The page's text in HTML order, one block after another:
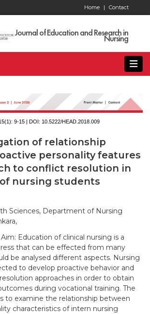
Contact
Home |
Journal of Education and Research in
Nursing
9-15 | DOI: 10.5222/HEAD.2018.009
of relationship
personality features
to conflict resolution in
nursing students
Sciences, Department of Nursing
Education of clinical nursing is a
that can be effected from many
be analysed different aspects. Nursing
to develop proactive behavior and
approaches in order to obtain
during vocational training. The
to examine the relationship between
characteristics of intern nursing